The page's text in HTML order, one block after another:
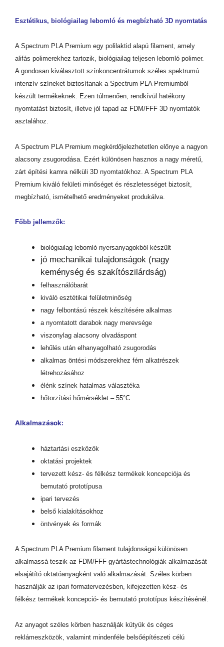
Esztétikus, biológiailag lebomló és megbízható 3D nyomtatás
A Spectrum PLA Premium egy polilaktid alapú filament, amely
alifás polimerekhez tartozik, biológiailag teljesen lebomló polimer.
A gondosan kiválasztott színkoncentrátumok széles spektrumú
intenzív színeket biztosítanak a Spectrum PLA Premiumból
készült termékeknek. Ezen túlmenően, rendkívül hatékony
nyomtatást biztosít, illetve jól tapad az FDM/FFF 3D nyomtatók
asztalához.
A Spectrum PLA Premium megkérdőjelezhetetlen előnye a nagyon
alacsony zsugorodása. Ezért különösen hasznos a nagy méretű,
zárt építési kamra nélküli 3D nyomtatókhoz. A Spectrum PLA
Premium kiváló felületi minőséget és részletességet biztosít,
megbízható, ismételhető eredményeket produkálva.
Főbb jellemzők:
biológiailag lebomló nyersanyagokból készült
jó mechanikai tulajdonságok (nagy
keménység és szakítószilárdság)
felhasználóbarát
kiváló esztétikai felületminőség
nagy felbontású részek készítésére alkalmas
a nyomtatott darabok nagy merevsége
viszonylag alacsony olvadáspont
lehűlés után elhanyagolható zsugorodás
alkalmas öntési módszerekhez fém alkatrészek
létrehozásához
élénk színek hatalmas választéka
hőtorzítási hőmérséklet – 55°C
Alkalmazások:
háztartási eszközök
oktatási projektek
tervezett kész- és félkész termékek koncepciója és
bemutató prototípusa
ipari tervezés
belső kialakításokhoz
öntvények és formák
A Spectrum PLA Premium filament tulajdonságai különösen
alkalmassá teszik az FDM/FFF gyártástechnológiák alkalmazását
elsajátító oktatóanyagként való alkalmazását. Széles körben
használják az ipari formatervezésben, kifejezetten kész- és
félkész termékek koncepció- és bemutató prototípus készítésénél.
Az anyagot széles körben használják kütyük és céges
reklámeszközök, valamint mindenféle belsőépítészeti célú